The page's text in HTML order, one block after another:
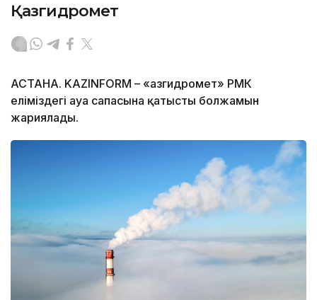
Қазгидромет
АСТАНА. KAZINFORM – «Қазгидромет» РМК
еліміздегі ауа сапасына қатысты болжамын
жариялады.